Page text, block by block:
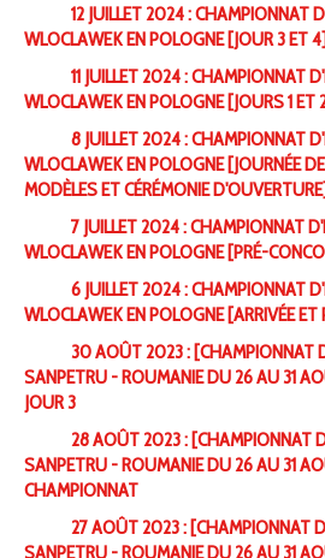
12 JUILLET 2024 : CHAMPIONNAT
WLOCLAWEK EN POLOGNE [JOUR 3 ET
11 JUILLET 2024 : CHAMPIONNAT
WLOCLAWEK EN POLOGNE [JOURS 1 ET
8 JUILLET 2024 : CHAMPIONNAT
WLOCLAWEK EN POLOGNE [JOURNÉE
MODÈLES ET CÉRÉMONIE
7 JUILLET 2024 : CHAMPIONNAT
WLOCLAWEK EN POLOGNE [PRÉ-
6 JUILLET 2024 : CHAMPIONNAT
WLOCLAWEK EN POLOGNE [ARRIVÉE
30 AOÛT 2023 : [CHAMPIONNAT
SANPETRU - ROUMANIE DU 26 AU 31
JOUR 3
28 AOÛT 2023 : [CHAMPIONNAT
SANPETRU - ROUMANIE DU 26 AU 31
CHAMPIONNAT
27 AOÛT 2023 : [CHAMPIONNAT
SANPETRU - ROUMANIE DU 26 AU 31